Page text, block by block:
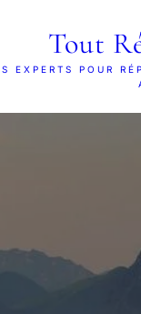
Tout
EXPERTS POUR